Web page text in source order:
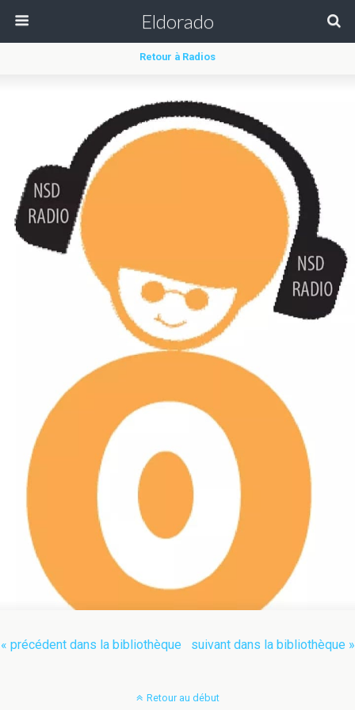
Eldorado
Retour à Radios
« précédent dans la bibliothèque suivant dans la bibliothèque »
Retour au début